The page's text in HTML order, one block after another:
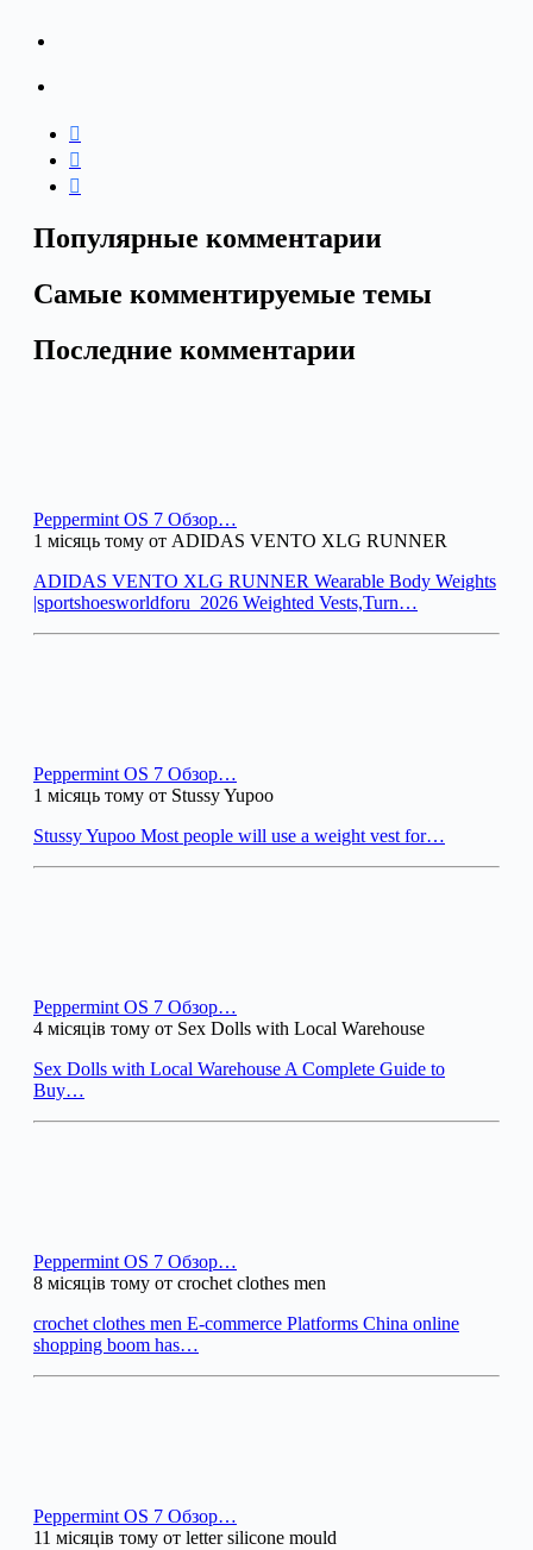
Популярные комментарии
Самые комментируемые темы
Последние комментарии
Peppermint OS 7 Обзор…
1 місяць тому от ADIDAS VENTO XLG RUNNER
ADIDAS VENTO XLG RUNNER Wearable Body Weights
|sportshoesworldforu_2026 Weighted Vests,Turn…
Peppermint OS 7 Обзор…
1 місяць тому от Stussy Yupoo
Stussy Yupoo Most people will use a weight vest for…
Peppermint OS 7 Обзор…
4 місяців тому от Sex Dolls with Local Warehouse
Sex Dolls with Local Warehouse A Complete Guide to
Buy…
Peppermint OS 7 Обзор…
8 місяців тому от crochet clothes men
crochet clothes men E-commerce Platforms China online
shopping boom has…
Peppermint OS 7 Обзор…
11 місяців тому от letter silicone mould